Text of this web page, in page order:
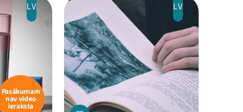
LV
Pasākumam
nav video
ieraksta
LV